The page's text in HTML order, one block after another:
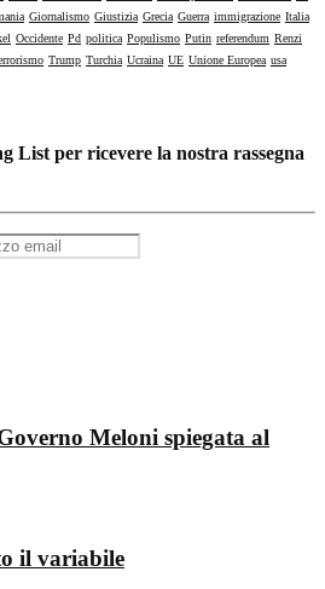
Giornalismo Giustizia Grecia Guerra immigrazione Italia
Occidente Pd politica Populismo Putin referendum Renzi
Trump Turchia Ucraina UE Unione Europea usa
List per ricevere la nostra rassegna
Meloni spiegata al
il variabile